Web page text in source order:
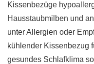
Kissenbezüge
Hausstaubmilben und
unter Allergien oder
kühlender Kissenbezug
gesundes Schlafklima